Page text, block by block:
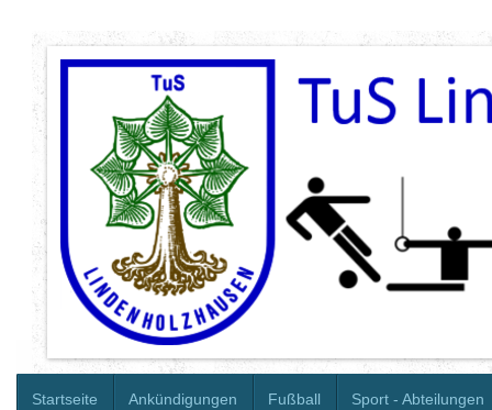
Startseite Ankündigungen Fußball Sport - Abteilungen